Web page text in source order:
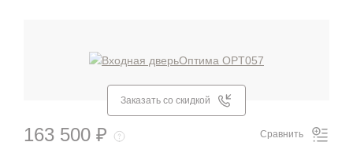
Заказать со скидкой
163 500 ₽ Сравнить